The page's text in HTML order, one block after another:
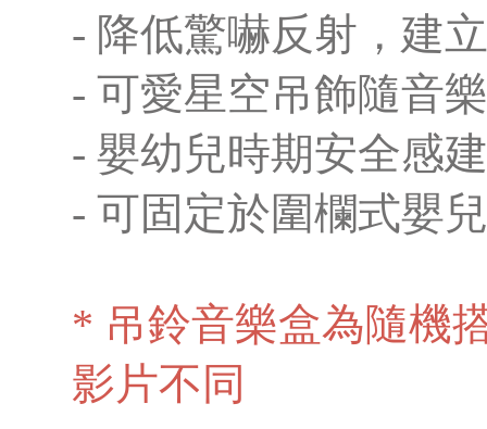
- 降低驚嚇反射，建
- 可愛星空吊飾隨音
- 嬰幼兒時期安全感
- 可固定於圍欄式嬰
* 吊鈴音樂盒為隨機
影片不同